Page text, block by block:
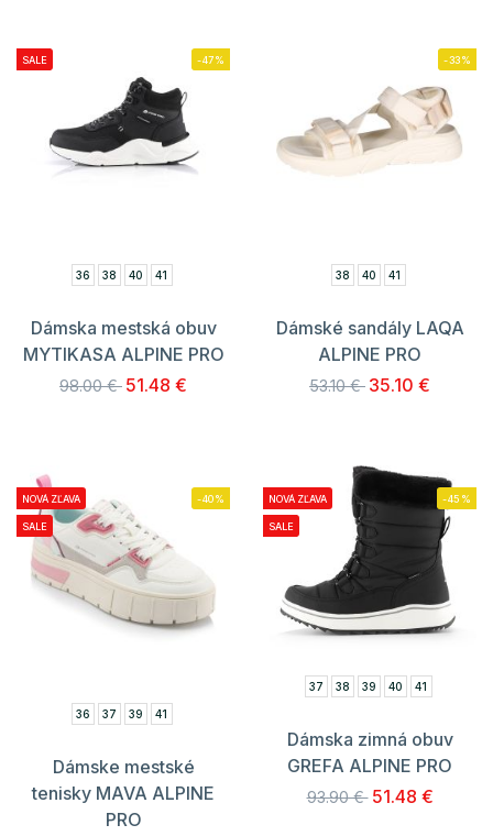
SALE -47%
36 38 40 41
Dámska mestská obuv
MYTIKASA ALPINE PRO
98.00 € 51.48 €
-33%
38 40 41
Dámské sandály LAQA
ALPINE PRO
53.10 € 35.10 €
NOVÁ ZĽAVA
SALE
-40%
36 37 39 41
Dámske mestské
tenisky MAVA ALPINE
PRO
NOVÁ ZĽAVA
SALE
-45%
37 38 39 40 41
Dámska zimná obuv
GREFA ALPINE PRO
93.90 € 51.48 €